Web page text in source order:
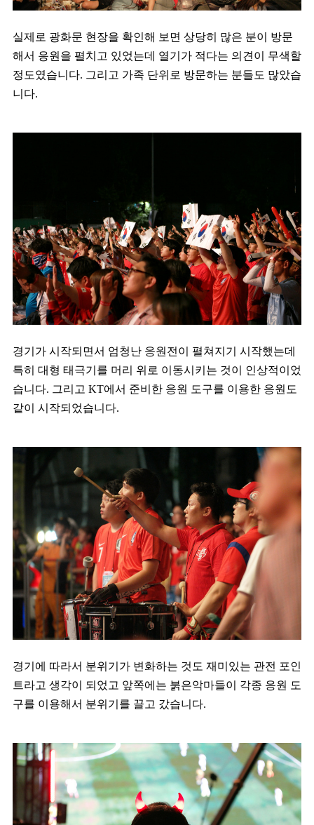
실제로 광화문 현장을 확인해 보면 상당히 많은 분이 방문
해서 응원을 펼치고 있었는데 열기가 적다는 의견이 무색할
정도였습니다. 그리고 가족 단위로 방문하는 분들도 많았습
니다.
경기가 시작되면서 엄청난 응원전이 펼쳐지기 시작했는데
특히 대형 태극기를 머리 위로 이동시키는 것이 인상적이었
습니다. 그리고 KT에서 준비한 응원 도구를 이용한 응원도
같이 시작되었습니다.
경기에 따라서 분위기가 변화하는 것도 재미있는 관전 포인
트라고 생각이 되었고 앞쪽에는 붉은악마들이 각종 응원 도
구를 이용해서 분위기를 끌고 갔습니다.